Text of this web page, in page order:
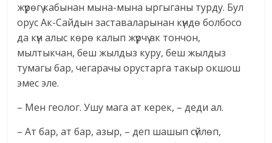
жүрөгү кабынан мына-мына ыргыганы турду. Бул
орус Ак-Сайдын заставаларынан күндө болбосо
да күн алыс көрө калып жүрчү ак тончон,
мылтыкчан, беш жылдыз куру, беш жылдыз
тумагы бар, чегарачы орустарга такыр окшош
эмес эле.
– Мен геолог. Ушу мага ат керек, – деди ал.
– Ат бар, ат бар, азыр, – деп шашып сүйлөп,